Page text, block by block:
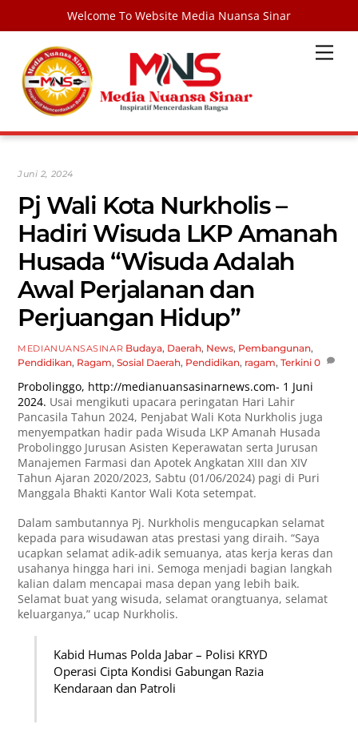
Welcome To Website Media Nuansa Sinar
content
Juni 2, 2024
Pj Wali Kota Nurkholis –
Hadiri Wisuda LKP Amanah
Husada “Wisuda Adalah
Awal Perjalanan dan
Perjuangan Hidup”
MEDIANUANSASINAR Budaya, Daerah, News, Pembangunan,
Pendidikan, Ragam,Sosial Daerah, Pendidikan, ragam,Terkini 0
Probolinggo, http://medianuansasinarnews.com- 1 Juni
2024. Usai mengikuti upacara peringatan Hari Lahir
Pancasila Tahun 2024, Penjabat Wali Kota Nurkholis juga
menyempatkan hadir pada Wisuda LKP Amanah Husada
Probolinggo Jurusan Asisten Keperawatan serta Jurusan
Manajemen Farmasi dan Apotek Angkatan XIII dan XIV
Tahun Ajaran 2020/2023, Sabtu (01/06/2024) pagi di Puri
Manggala Bhakti Kantor Wali Kota setempat.
Dalam sambutannya Pj. Nurkholis mengucapkan selamat
kepada para wisudawan atas prestasi yang diraih. “Saya
ucapkan selamat adik-adik semuanya, atas kerja keras dan
usahanya hingga hari ini. Semoga menjadi bagian langkah
kalian dalam mencapai masa depan yang lebih baik.
Selamat buat yang wisuda, selamat orangtuanya, selamat
keluarganya,” ucap Nurkholis.
Kabid Humas Polda Jabar – Polisi KRYD
Operasi Cipta Kondisi Gabungan Razia
Kendaraan dan Patroli